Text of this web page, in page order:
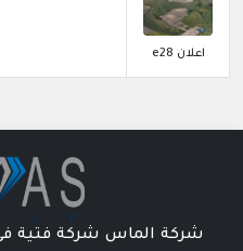
اعلان e28
شركة الماس شركة فتية